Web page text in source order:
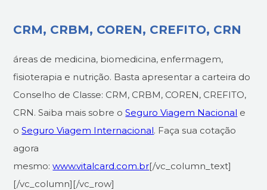
CRM, CRBM, COREN, CREFITO, CRN
áreas de medicina, biomedicina, enfermagem,
fisioterapia e nutrição. Basta apresentar a carteira do
Conselho de Classe: CRM, CRBM, COREN, CREFITO,
CRN. Saiba mais sobre oSeguro Viagem Nacional e
oSeguro Viagem Internacional. Faça sua cotação
agora
mesmo:www.vitalcard.com.br[/vc_column_text]
[/vc_column][/vc_row]